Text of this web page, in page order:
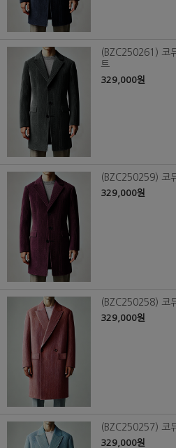
(BZC250261) 코
트
329,000원
(BZC250259) 코
329,000원
(BZC250258) 코
329,000원
(BZC250257) 코
329,000원